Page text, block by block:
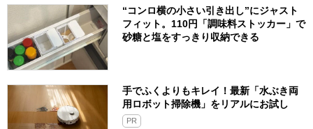
“コンロ横の小さい引き出し”にジャスト
フィット。110円「調味料ストッカー」で
砂糖と塩をすっきり収納できる
手でふくよりもキレイ！最新「水ぶき両
用ロボット掃除機」をリアルにお試し
PR